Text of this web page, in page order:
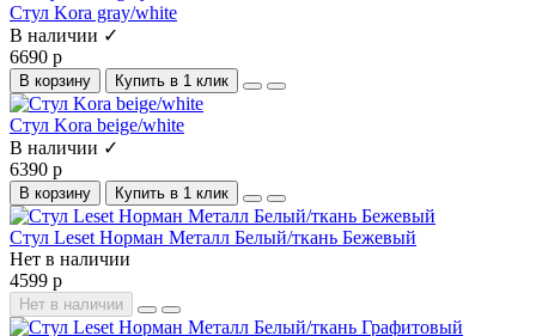
Стул Kora gray/white
В наличии ✓
6690 р
В корзину Купить в 1 клик
Стул Kora beige/white
В наличии ✓
6390 р
В корзину Купить в 1 клик
Стул Leset Норман Металл Белый/ткань Бежевый
Нет в наличии
4599 р
Нет в наличии